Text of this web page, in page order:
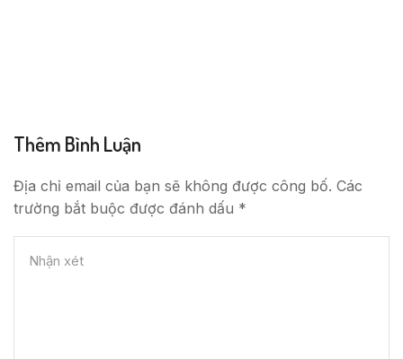
Thêm Bình Luận
Địa chỉ email của bạn sẽ không được công bố. Các
trường bắt buộc được đánh dấu *